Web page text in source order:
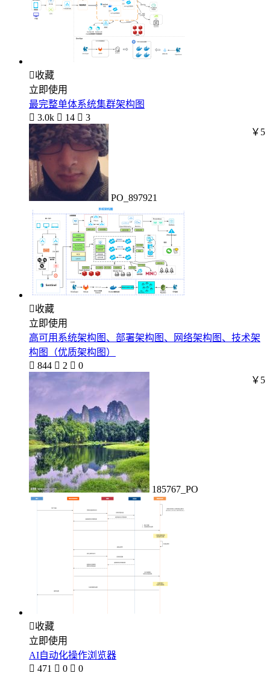
收藏
立即使用
最完整单体系统集群架构图
 3.0k  14  3
PO_897921
￥5
收藏
立即使用
高可用系统架构图、部署架构图、网络架构图、技术架
构图（优质架构图）
 844  2  0
185767_PO
￥5
收藏
立即使用
AI自动化操作浏览器
 471  0  0